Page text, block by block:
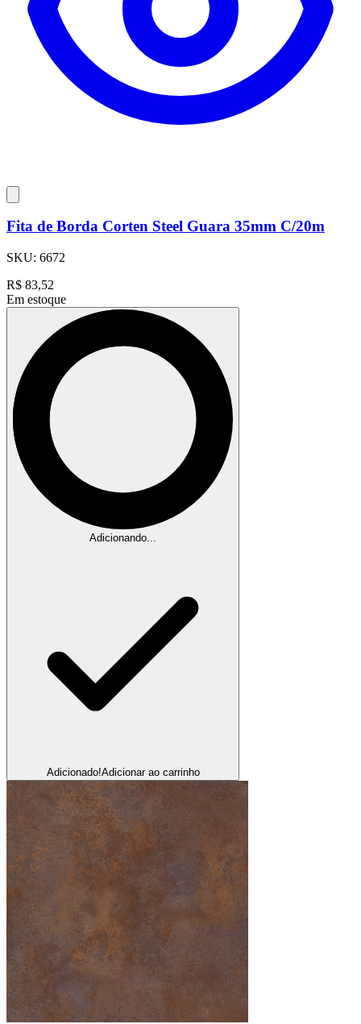
Fita de Borda Corten Steel Guara 35mm C/20m
SKU: 6672
R$ 83,52
Em estoque
Adicionando...
Adicionado!Adicionar ao carrinho